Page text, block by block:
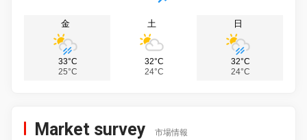
金
33°C
25°C
土
32°C
24°C
日
32°C
24°C
Market survey 市場情報